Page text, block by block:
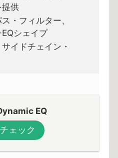
提供
・フィルター、
シェイプ
イドチェイン・
EQ
ェック